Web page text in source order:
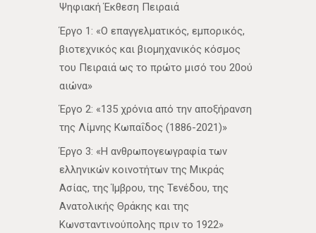
Ψηφιακή Έκθεση Πειραιά
Έργο 1: «Ο επαγγελματικός, εμπορικός,
βιοτεχνικός και βιομηχανικός κόσμος
του Πειραιά ως το πρώτο μισό του 20ού
αιώνα»
Έργο 2: «135 χρόνια από την αποξήρανση
της Λίμνης Κωπαΐδος (1886-2021)»
Έργο 3: «Η ανθρωπογεωγραφία των
ελληνικών κοινοτήτων της Μικράς
Ασίας, της Ίμβρου, της Τενέδου, της
Ανατολικής Θράκης και της
Κωνσταντινούπολης πριν το 1922»